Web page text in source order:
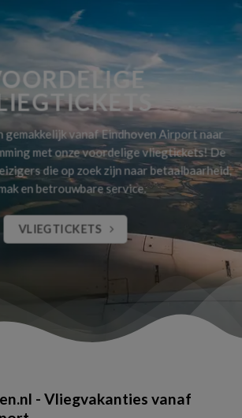
gemakkelijk vanaf Eindhoven Airport naar
met onze voordelige vliegtickets! De
die op zoek zijn naar betaalbaarheid,
en betrouwbare service.
VLIEGTICKETS
- Vliegvakanties vanaf